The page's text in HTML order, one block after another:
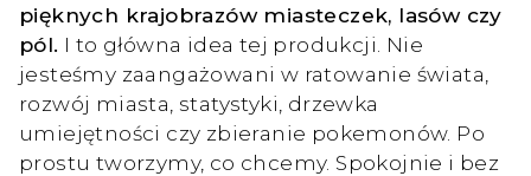
pięknych krajobrazów miasteczek, lasów czy
pól. I to główna idea tej produkcji. Nie
jesteśmy zaangażowani w ratowanie świata,
rozwój miasta, statystyki, drzewka
umiejętności czy zbieranie pokemonów. Po
prostu tworzymy, co chcemy. Spokojnie i bez